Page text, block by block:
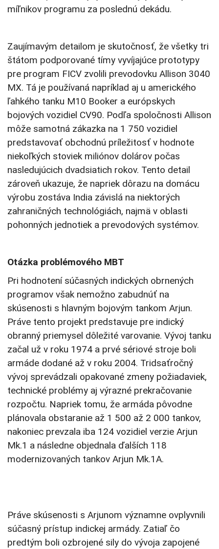
míľnikov programu za poslednú dekádu.
Zaujímavým detailom je skutočnosť, že všetky tri
štátom podporované tímy vyvíjajúce prototypy
pre program FICV zvolili prevodovku Allison 3040
MX. Tá je používaná napríklad aj u amerického
ľahkého tanku M10 Booker a európskych
bojových vozidiel CV90. Podľa spoločnosti Allison
môže samotná zákazka na 1 750 vozidiel
predstavovať obchodnú príležitosť v hodnote
niekoľkých stoviek miliónov dolárov počas
nasledujúcich dvadsiatich rokov. Tento detail
zároveň ukazuje, že napriek dôrazu na domácu
výrobu zostáva India závislá na niektorých
zahraničných technológiách, najmä v oblasti
pohonných jednotiek a prevodových systémov.
Otázka problémového MBT
Pri hodnotení súčasných indických obrnených
programov však nemožno zabudnúť na
skúsenosti s hlavným bojovým tankom Arjun.
Práve tento projekt predstavuje pre indický
obranný priemysel dôležité varovanie. Vývoj tanku
začal už v roku 1974 a prvé sériové stroje boli
armáde dodané až v roku 2004. Tridsaťročný
vývoj sprevádzali opakované zmeny požiadaviek,
technické problémy aj výrazné prekračovanie
rozpočtu. Napriek tomu, že armáda pôvodne
plánovala obstaranie až 1 500 až 2 000 tankov,
nakoniec prevzala iba 124 vozidiel verzie Arjun
Mk.1 a následne objednala ďalších 118
modernizovaných tankov Arjun Mk.1A.
Práve skúsenosti s Arjunom významne ovplyvnili
súčasný prístup indickej armády. Zatiaľ čo
predtým boli ozbrojené sily do vývoja zapojené